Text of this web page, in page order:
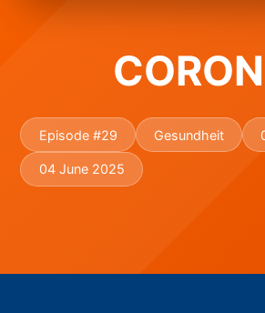
Episode #29 Gesundheit
04 June 2025